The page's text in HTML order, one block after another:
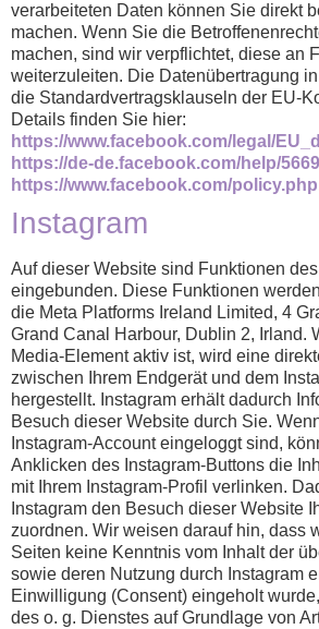
verarbeiteten Daten können Sie direkt
machen. Wenn Sie die
machen, sind wir verpflichtet, diese an
weiterzuleiten. Die Datenübertragung
die Standardvertragsklauseln der EU-
Details finden Sie hier:
https://www.facebook.com/legal/
https://de-de.facebook.com/help/
https://www.facebook.com/policy.php
Instagram
Auf dieser Website sind Funktionen
eingebunden. Diese Funktionen
die Meta Platforms Ireland Limited, 4
Grand Canal Harbour, Dublin 2, Irland.
Media-Element aktiv ist, wird eine
zwischen Ihrem Endgerät und dem
hergestellt. Instagram erhält dadurch
Besuch dieser Website durch Sie.
Instagram-Account eingeloggt sind,
Anklicken des Instagram-Buttons die
mit Ihrem Instagram-Profil verlinken.
Instagram den Besuch dieser Website
zuordnen. Wir weisen darauf hin, dass
Seiten keine Kenntnis vom Inhalt der
sowie deren Nutzung durch Instagram
Einwilligung (Consent) eingeholt
des o. g. Dienstes auf Grundlage von